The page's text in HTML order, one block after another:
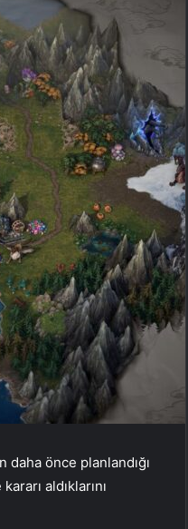
önce planlandığı
aldıklarını